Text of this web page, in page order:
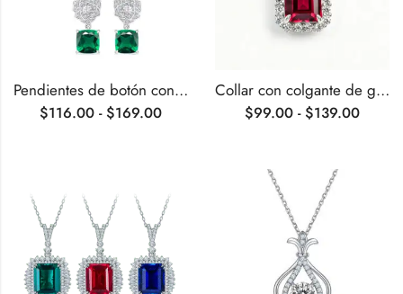
Pendientes de botón con piedras preciosas sintéticas de talla cojín
$116.00 - $169.00
Collar con colgante de gema sintética talla esmeralda
$99.00 - $139.00